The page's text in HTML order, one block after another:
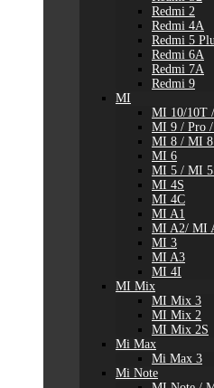
Redmi 2
Redmi 4A
Redmi 5
Redmi 6A
Redmi 7A
Redmi 9
MI
MI 10/10T
MI 9 / Pro
MI 8 / MI
MI 6
MI 5 / MI
MI 4S
MI 4C
MI A1
MI A2/ MI
MI 3
MI A3
MI 4I
MI Mix
MI Mix 3
MI Mix 2
MI Mix 2S
Mi Max
Mi Max 3
Mi Note